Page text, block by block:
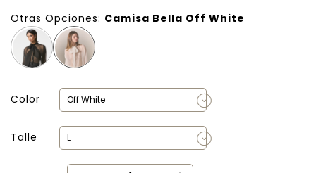
Otras Opciones: Camisa Bella Off White
Color
Talle